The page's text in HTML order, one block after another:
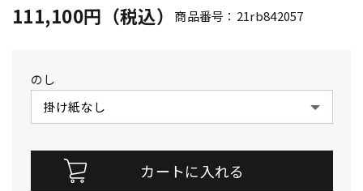
111,100円（税込） 商品番号：21rb842057
のし